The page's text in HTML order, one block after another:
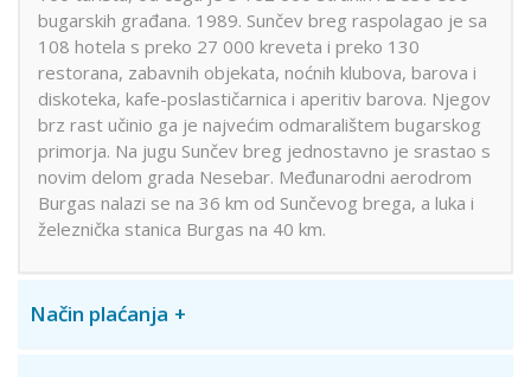
bugarskih građana. 1989. Sunčev breg raspolagao je sa
108 hotela s preko 27 000 kreveta i preko 130
restorana, zabavnih objekata, noćnih klubova, barova i
diskoteka, kafe-poslastičarnica i aperitiv barova. Njegov
brz rast učinio ga je najvećim odmaralištem bugarskog
primorja. Na jugu Sunčev breg jednostavno je srastao s
novim delom grada Nesebar. Međunarodni aerodrom
Burgas nalazi se na 36 km od Sunčevog brega, a luka i
železnička stanica Burgas na 40 km.
Način plaćanja